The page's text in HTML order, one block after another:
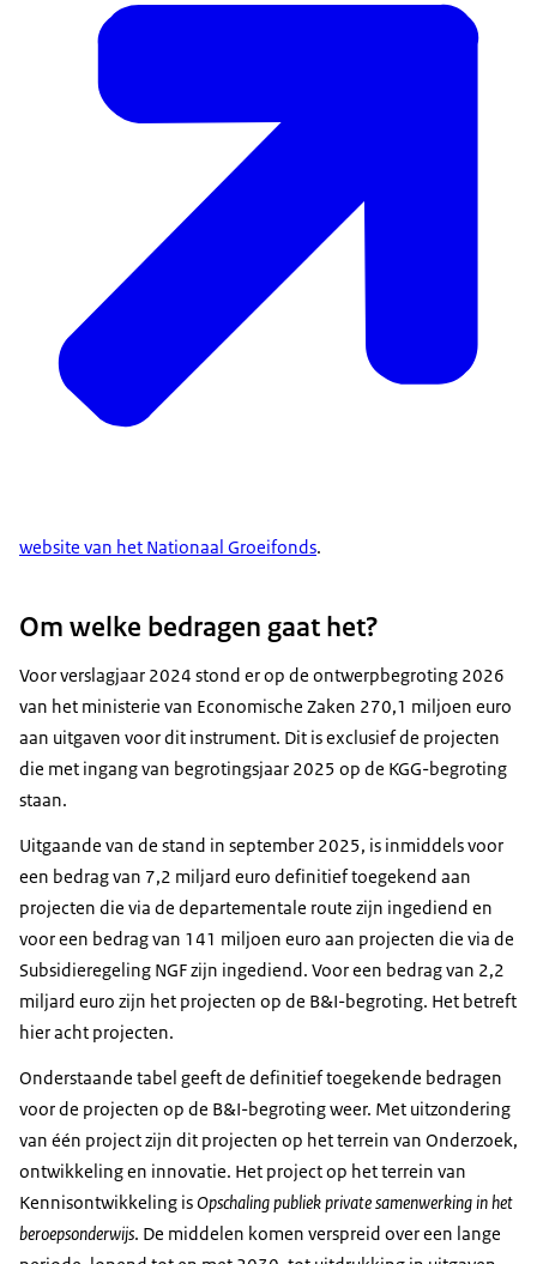
website van het Nationaal Groeifonds.
Om welke bedragen gaat het?
Voor verslagjaar 2024 stond er op de ontwerpbegroting 2026
van het ministerie van Economische Zaken 270,1 miljoen euro
aan uitgaven voor dit instrument. Dit is exclusief de projecten
die met ingang van begrotingsjaar 2025 op de KGG-begroting
staan.
Uitgaande van de stand in september 2025, is inmiddels voor
een bedrag van 7,2 miljard euro definitief toegekend aan
projecten die via de departementale route zijn ingediend en
voor een bedrag van 141 miljoen euro aan projecten die via de
Subsidieregeling NGF zijn ingediend. Voor een bedrag van 2,2
miljard euro zijn het projecten op de B&I-begroting. Het betreft
hier acht projecten.
Onderstaande tabel geeft de definitief toegekende bedragen
voor de projecten op de B&I-begroting weer. Met uitzondering
van één project zijn dit projecten op het terrein van Onderzoek,
ontwikkeling en innovatie. Het project op het terrein van
Kennisontwikkeling is Opschaling publiek private samenwerking in het
beroepsonderwijs. De middelen komen verspreid over een lange